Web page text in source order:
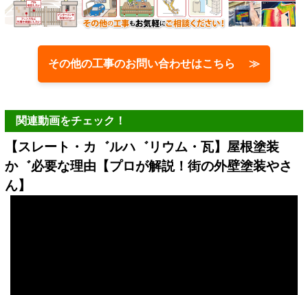
その他の工事のお問い合わせはこちら ≫
関連動画をチェック！
【スレート・カ゛ルハ゛リウム・瓦】屋根塗装
か゛必要な理由【プロが解説！街の外壁塗装やさ
ん】